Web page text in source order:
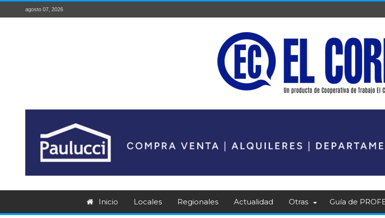
agosto 07, 2026
Inicio Locales Regionales Actualidad Otras Guía de